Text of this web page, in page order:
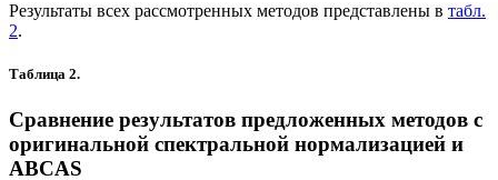
Результаты всех рассмотренных методов представлены в табл.
2.
Таблица 2.
Сравнение результатов предложенных методов с
оригинальной спектральной нормализацией и
ABCAS